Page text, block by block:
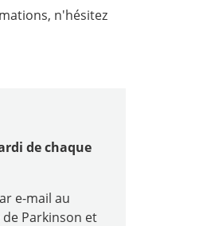
n'hésitez
de chaque
e-mail au
Parkinson et